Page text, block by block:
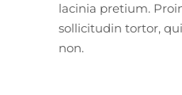
lacinia pretium.
sollicitudin tortor,
non.